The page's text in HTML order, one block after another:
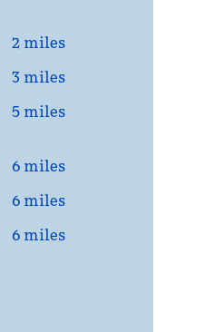
2 miles
3 miles
5 miles
6 miles
6 miles
6 miles